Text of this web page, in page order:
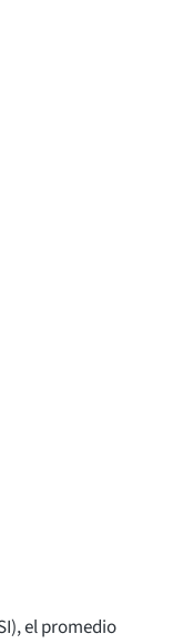
el promedio